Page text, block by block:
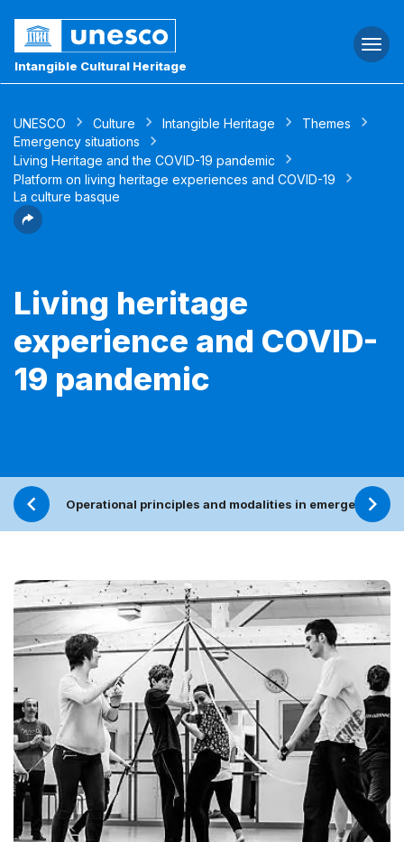
Intangible Cultural Heritage
UNESCO Culture Intangible Heritage
Themes
Emergency situations
Living Heritage and the COVID-19 pandemic
Platform on living heritage experiences and COVID-19
La culture basque
Living heritage
experience and COVID-
19 pandemic
Operational principles and modalities in emergencies